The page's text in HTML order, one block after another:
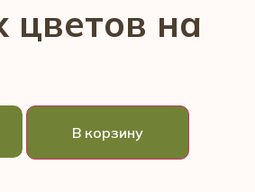
цветов на
В корзину